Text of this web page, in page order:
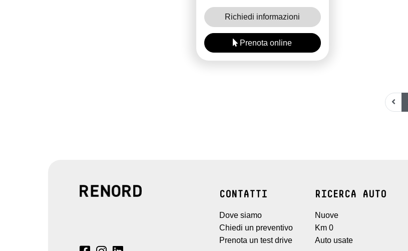
Richiedi informazioni
Prenota online
CONTATTI
Dove siamo
Chiedi un preventivo
Prenota un test drive
RICERCA AUTO
Nuove
Km 0
Auto usate